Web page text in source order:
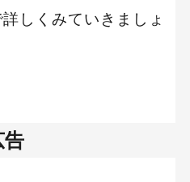
しくみていきましょ
告